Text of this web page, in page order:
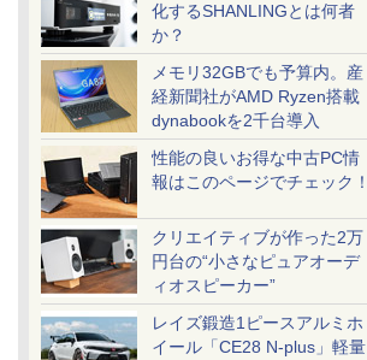
化するSHANLINGとは何者
か？
メモリ32GBでも予算内。産
経新聞社がAMD Ryzen搭載
dynabookを2千台導入
性能の良いお得な中古PC情
報はこのページでチェック！
クリエイティブが作った2万
円台の“小さなピュアオーデ
ィオスピーカー”
レイズ鍛造1ピースアルミホ
イール「CE28 N-plus」軽量